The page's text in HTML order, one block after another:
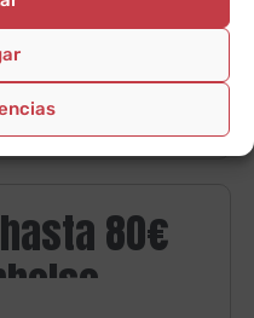
Goodyear
con
de
Firestone
hasta 80€
regalo
80€